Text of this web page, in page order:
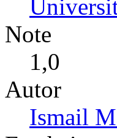
Note
1,0
Autor
Ismail